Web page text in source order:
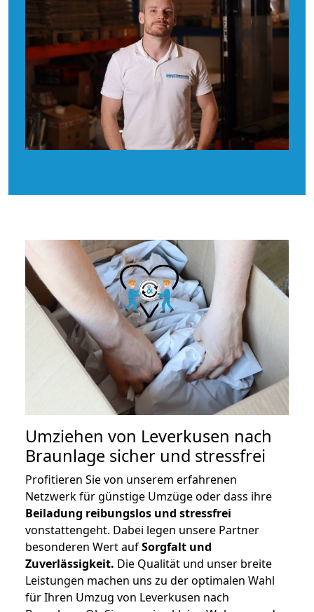
Umziehen von Leverkusen nach
Braunlage sicher und stressfrei
Profitieren Sie von unserem erfahrenen
Netzwerk für günstige Umzüge oder dass ihre
Beiladung reibungslos und stressfrei
vonstattengeht. Dabei legen unsere Partner
besonderen Wert aufSorgfalt und
Zuverlässigkeit. Die Qualität und unser breite
Leistungen machen uns zu der optimalen Wahl
für Ihren Umzug von Leverkusen nach